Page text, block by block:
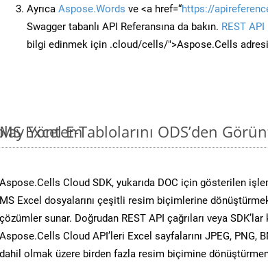
Ayrıca Aspose.Words ve <a href=“https://
Swagger tabanlı API Referansına da bakın. REST API
bilgi edinmek için .cloud/cells/">Aspose.Cells
Yöntem
MS Excel E-Tablolarını ODS’den
Aspose.Cells Cloud SDK, yukarıda DOC için gösterilen
MS Excel dosyalarını çeşitli resim biçimlerine
çözümler sunar. Doğrudan REST API çağrıları veya SDK’lar
Aspose.Cells Cloud API’leri Excel sayfalarını JPEG, PNG,
dahil olmak üzere birden fazla resim biçimine